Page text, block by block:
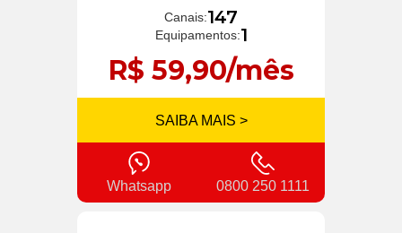
Canais:147
Equipamentos:1
R$ 59,90/mês
SAIBA MAIS >
Whatsapp 0800 250 1111